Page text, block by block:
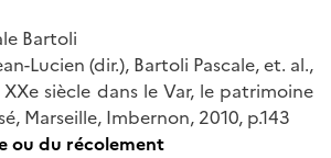
Bartoli
Lucien (dir.), Bartoli Pascale, et. al.,
siècle dans le Var, le patrimoine
Marseille, Imbernon, 2010, p.143
ou du récolement